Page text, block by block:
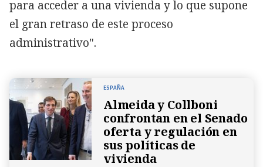
para acceder a una vivienda y lo que supone
el gran retraso de este proceso
administrativo".
ESPAÑA
Almeida y Collboni
confrontan en el Senado
oferta y regulación en
sus políticas de
vivienda